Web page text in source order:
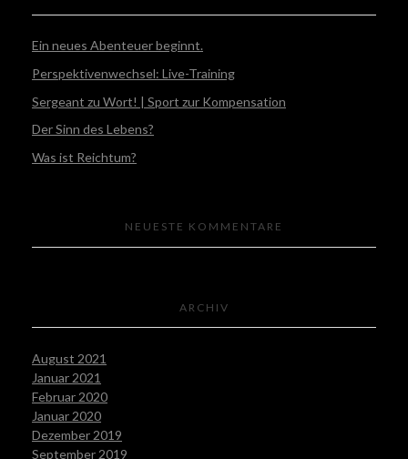
Ein neues Abenteuer beginnt.
Perspektivenwechsel: Live-Training
Sergeant zu Wort! | Sport zur Kompensation
Der Sinn des Lebens?
Was ist Reichtum?
NEUESTE KOMMENTARE
ARCHIV
August 2021
Januar 2021
Februar 2020
Januar 2020
Dezember 2019
September 2019